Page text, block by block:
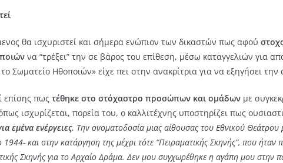
θα ισχυριστεί και σήμερα ενώπιον των δικαστών πως αφού
να “τρέξει” την σε βάρος του επίθεση, μέσω καταγγελιών για
Σωματείο Ηθοποιών» είχε πει στην ανακρίτρια για να εξηγήσει
επίσης πως τέθηκε στο στόχαστρο προσώπων και ομάδων με
ισχυρίζεται, πορεία του, ο καλλιτέχνης υποστηρίζει πως
εμένα ενέργειες. Την ονοματοδοσία μιας αίθουσας του Εθνικού
1944- και στην κατάργηση της μέχρι τότε “Πειραματικής Σκηνής”, που
Σκηνής για το Αρχαίο Δράμα. Δεν μου συγχωρέθηκε η αγάπη μου στην